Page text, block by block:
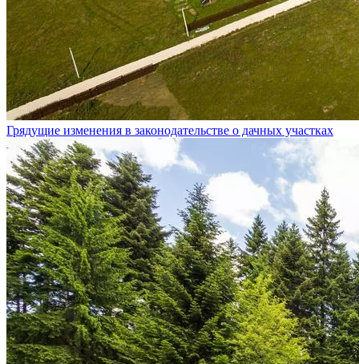
Грядущие изменения в законодательстве о дачных участках